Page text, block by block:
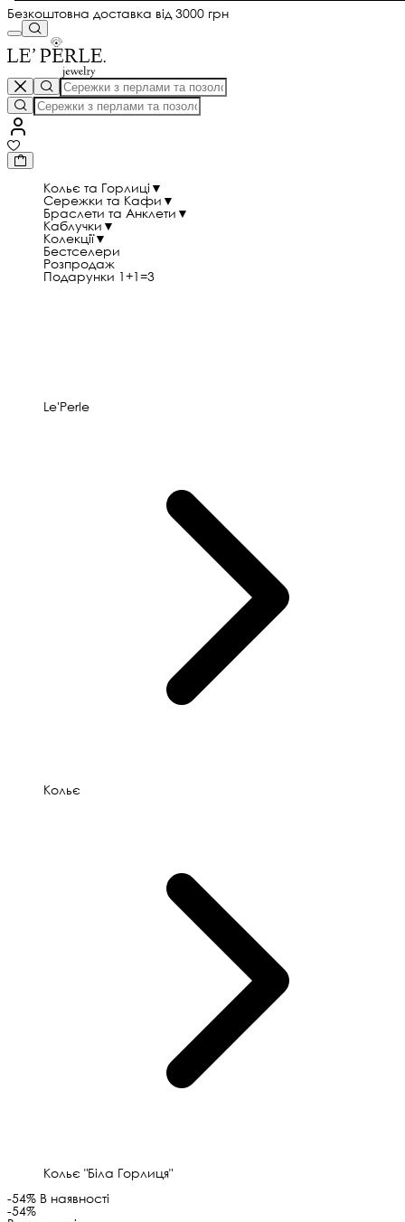
Безкоштовна доставка від 3000 грн
Кольє та Горлиці ▼
Сережки та Кафи ▼
Браслети та Анклети ▼
Каблучки ▼
Колекції▼
Бестселери
Розпродаж
Подарунки 1+1=3
Le'Perle
Кольє
Кольє "Біла Горлиця"
-54% В наявності
-54%